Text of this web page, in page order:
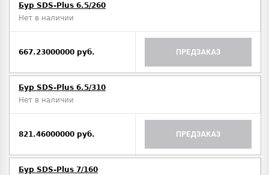
Бур SDS-Plus 6.5/260
Нет в наличии
667.23000000 руб. ПРЕДЗАКАЗ
Бур SDS-Plus 6.5/310
Нет в наличии
821.46000000 руб. ПРЕДЗАКАЗ
Бур SDS-Plus 7/160